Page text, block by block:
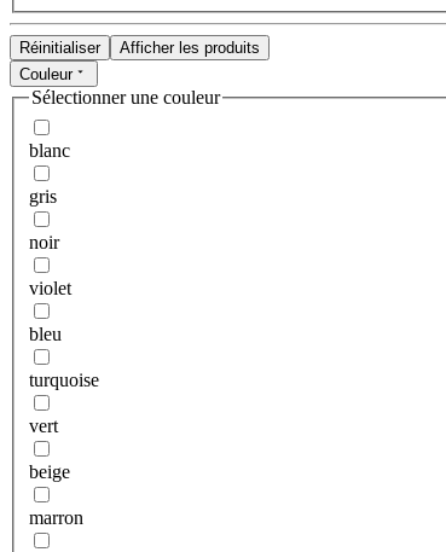
Réinitialiser
Afficher les produits
Couleur
Sélectionner une couleur
blanc
gris
noir
violet
bleu
turquoise
vert
beige
marron